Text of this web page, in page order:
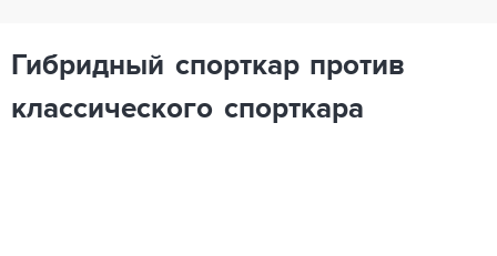
Гибридный спорткар против
классического спорткара